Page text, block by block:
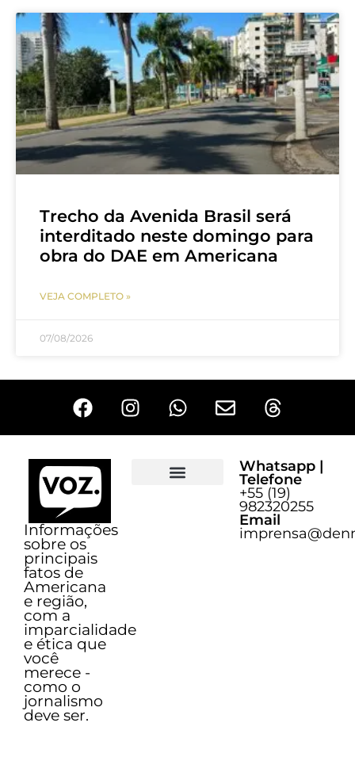
Trecho da Avenida Brasil será
interditado neste domingo para
obra do DAE em Americana
VEJA COMPLETO »
07/08/2026
Informações
sobre os
principais
fatos de
Americana
e região,
com a
imparcialidade
e ética que
você
merece -
como o
jornalismo
deve ser.
Whatsapp |
Telefone
+55 (19)
982320255
Email